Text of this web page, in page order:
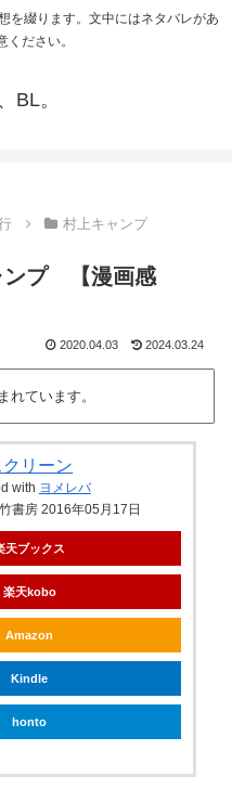
を綴ります。文中にはネタバレがあ
ください。
BL。
村上キャンプ
ンプ 【漫画感
2020.04.03 2024.03.24
れています。
クリーン
with ヨメレバ
書房 2016年05月17日
天ブックス
楽天kobo
Amazon
Kindle
honto